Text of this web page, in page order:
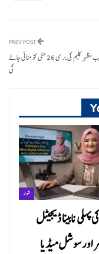
معروف ادیب مظہر کلیم کی برسی 26 مئی کو منائی جائے
گی
شوبز
پہلی نابینا ڈیجیٹل
اور سوشل میڈیا